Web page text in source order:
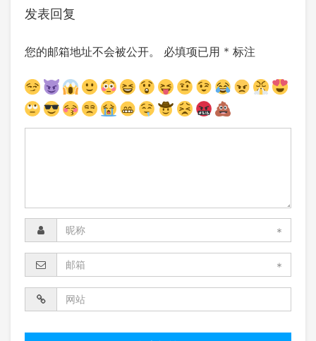
发表回复
您的邮箱地址不会被公开。 必填项已用 * 标注
*
*